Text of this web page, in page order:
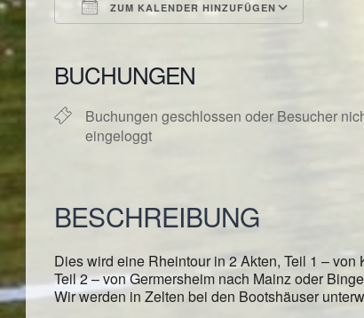
ZUM KALENDER HINZUFÜGEN
BUCHUNGEN
Buchungen geschlossen oder Besucher
eingeloggt
BESCHREIBUNG
Dies wird eine Rheintour in 2 Akten, Teil 1 – von
Teil 2 – von Germersheim nach Mainz oder
Wir werden in Zelten bei den Bootshäuser